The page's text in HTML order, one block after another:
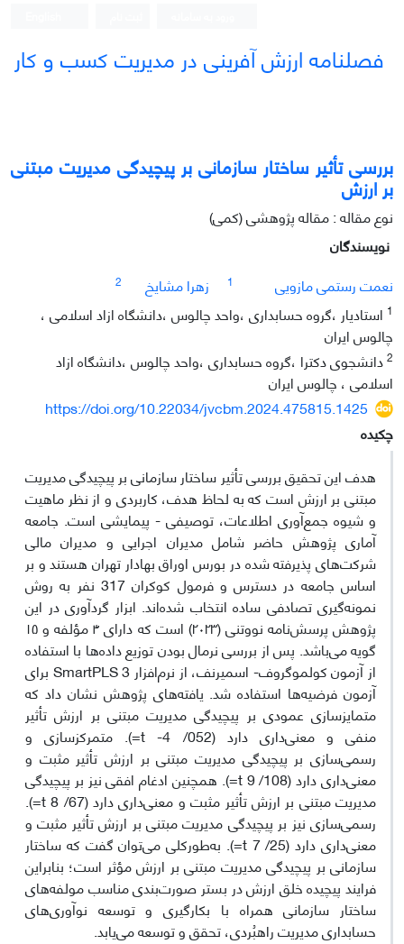
فصلنامه ارزش آفرینی در مدیریت کسب و کار
بررسی تأثیر ساختار سازمانی بر پیچیدگی مدیریت مبتنی
بر ارزش
نوع مقاله : مقاله پژوهشی (کمی)
نویسندگان
نعمت رستمی مازویی
1 زهرا مشایخ
2
1 استادیار ،گروه حسابداری ،واحد چالوس ،دانشگاه ازاد اسلامی ،
چالوس ایران
2دانشجوی دکترا ،گروه حسابداری ،واحد چالوس ،دانشگاه ازاد
اسلامی ، چالوس ایران
https://doi.org/10.22034/jvcbm.2024.475815.1425
چکیده
هدف این تحقیق بررسی تأثیر ساختار سازمانی بر پیچیدگی مدیریت
مبتنی بر ارزش است که به لحاظ هدف، کاربردی و از نظر ماهیت
و شیوه جمع‌آوری اطلاعات، توصیفی - پیمایشی است. جامعه‌
آماری پژوهش حاضر شامل مدیران اجرایی و مدیران مالی
شرکت‌های پذیرفته شده در بورس اوراق بهادار تهران هستند و بر
اساس جامعه در دسترس و فرمول کوکران 317 نفر به روش
نمونه‌گیری تصادفی ساده انتخاب شده‌اند. ابزار گردآوری در این
پژوهش پرسش‌نامه نووتنی (۲۰۲۳) است که دارای ۴ مؤلفه و ۱۵
گویه می‌باشد. پس از بررسی نرمال بودن توزیع داده‌ها با استفاده
از آزمون کولموگروف- اسمیرنف، از نرم‌افزار SmartPLS 3 برای
آزمون فرضیه‌ها استفاده شد. یافته‌های پژوهش نشان داد که
متمایزسازی عمودی بر پیچیدگی مدیریت مبتنی بر ارزش تأثیر
منفی و معنی‌داری دارد (052/ 4- t=). متمرکزسازی و
رسمی‌سازی بر پیچیدگی مدیریت مبتنی بر ارزش تأثیر مثبت و
معنی‌داری دارد (108/ 9 t=). همچنین ادغام افقی نیز بر پیچیدگی
مدیریت مبتنی بر ارزش تأثیر مثبت و معنی‌داری دارد (67/ 8 t=).
رسمی‌سازی نیز بر پیچیدگی مدیریت مبتنی بر ارزش تأثیر مثبت و
معنی‌داری دارد (25/ 7 t=). به‌طورکلی می‌توان گفت که ساختار
سازمانی بر پیچیدگی مدیریت مبتنی بر ارزش مؤثر است؛ بنابراین
فرایند پیچیده خلق ارزش در بستر صورت‌بندی مناسب مولفه‌های
ساختار سازمانی همراه با‌ بکارگیری و توسعه نوآوری‌های
حسابداری مدیریت راهبُردی، تحقق و توسعه می‌یابد.